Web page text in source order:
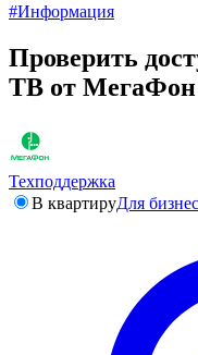
#Информация
Проверить
ТВ от МегаФон
Техподдержка
В квартируДля